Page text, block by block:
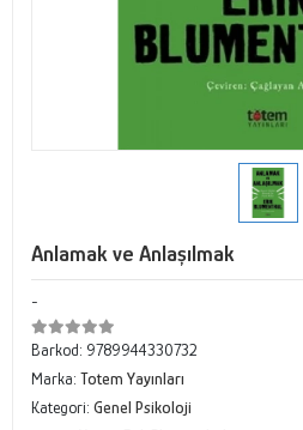
Anlamak ve Anlaşılmak
-
Barkod: 9789944330732
Marka: Totem Yayınları
Kategori: Genel Psikoloji